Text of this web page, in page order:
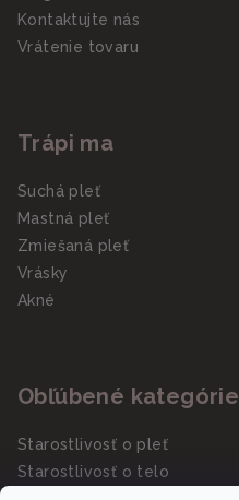
Kontaktujte nás
Vrátenie tovaru
Trápi ma
Suchá pleť
Mastná pleť
Zmiešaná pleť
Vrásky
Akné
Obľúbené kategórie
Starostlivosť o pleť
Starostlivosť o telo